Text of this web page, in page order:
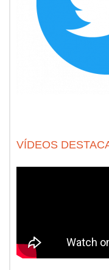
VÍDEOS